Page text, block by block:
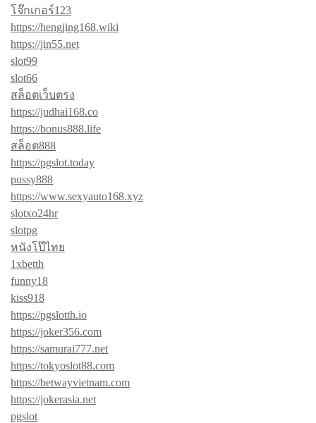
โจ๊กเกอร์123
https://hengjing168.wiki
https://jin55.net
slot99
slot66
สล็อตเว็บตรง
https://judhai168.co
https://bonus888.life
สล็อต888
https://pgslot.today
pussy888
https://www.sexyauto168.xyz
slotxo24hr
slotpg
หนังโป๊ไทย
1xbetth
funny18
kiss918
https://pgslotth.io
https://joker356.com
https://samurai777.net
https://tokyoslot88.com
https://betwayvietnam.com
https://jokerasia.net
pgslot